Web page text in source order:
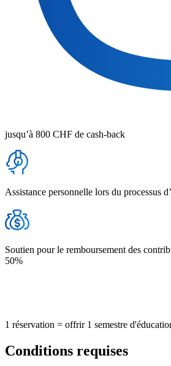
jusqu’à 800 CHF de cash-back
Assistance personnelle lors du processus
Soutien pour le remboursement des
50%
1 réservation = offrir 1 semestre
Conditions requises